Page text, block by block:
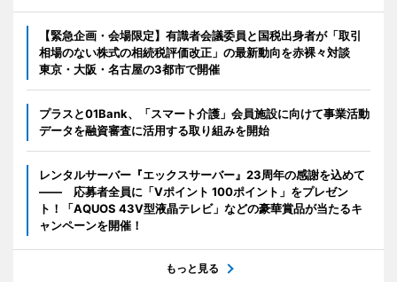
【緊急企画・会場限定】有識者会議委員と国税出身者が「取引
相場のない株式の相続税評価改正」の最新動向を赤裸々対談
東京・大阪・名古屋の3都市で開催
プラスと01Bank、「スマート介護」会員施設に向けて事業活動
データを融資審査に活用する取り組みを開始
レンタルサーバー『エックスサーバー』23周年の感謝を込めて
―― 応募者全員に「Vポイント 100ポイント」をプレゼン
ト！「AQUOS 43V型液晶テレビ」などの豪華賞品が当たるキ
ャンペーンを開催！
もっと見る